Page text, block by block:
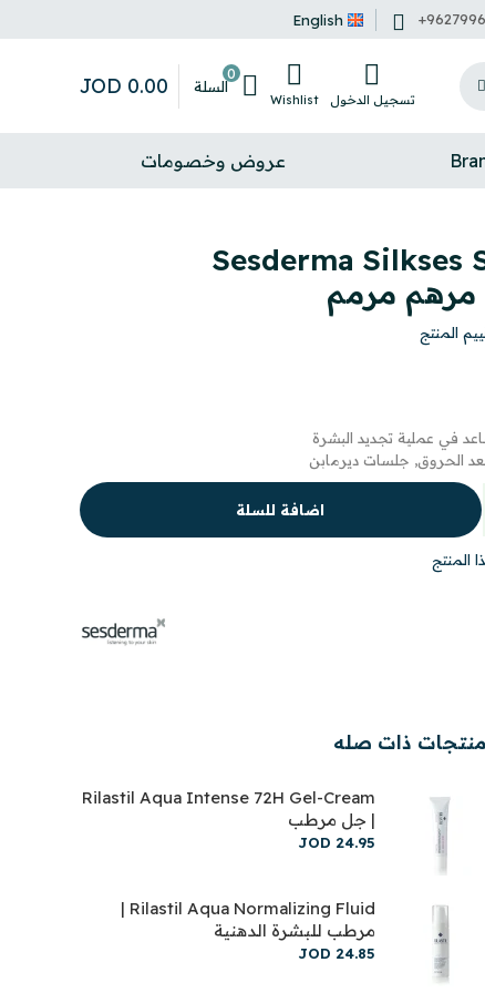
English
تسجيل الدخول Wishlist
السلة
0
JOD 0.00
عروض وخصومات
Sesderma Silkses
المنتج
في عملية تجديد البشرة
الحروق, جلسات ديرمابن
اضافة للسلة
المنتج
منتجات ذات صله
Rilastil Aqua Intense 72H Gel-Cream
| جل مرطب
JOD 24.95
Rilastil Aqua Normalizing Fluid |
مرطب للبشرة الدهنية
JOD 24.85